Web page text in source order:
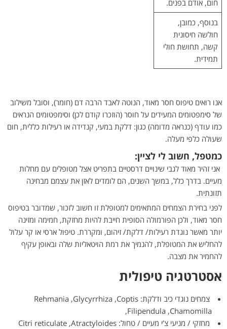
חום, אודם בפנים.
בנוסף, כמובן,
חולשה חיסונית
קשה, תחושת חולי
תמידית.
אנו רואים טיפוס חסר מאוד, הנוטה לאבד הרבה דם (חומר), וסובל משילוב
של סימפטומים המעידים על חוסר (הוזכרו קודם לכן) וסימפטומים הנראים
כמו עודף (כנראה מדומה) כגון: דלקת במעי, קנדידה או רעילות כללית, חום
שעולה כלפי מעלה.
כמטפל, חשוב לי לציין:
אני זהיר מאוד לגבי שינויים דרסטיים בתפריט אצל מטופלים עם מחלות
מעיים. בדרך כלל, במשך השנים, הם לומדים לאזן את עצמם מבחינה
תזונתית.
לפני בחירת הצמחים המתאימים למטופלת זו חשוב לזכור, שמדובר בטיפוס
חסר מאוד, ולכן הפורמולה הסופית חייבת להיות מחזקת, חמימה ומזינה
יותר מאשר נוגדת רעילות/ דלקת/ זיהום, ומקררת. טיפול ארסי או קר עלול
להחליש את המטופלת, להנמיך את רמת הויטאליות שלה ובאופן עקיף
להחמיר את מצבה.
אסטרטגיה טיפולית
צמחים נוגדי כיב ודלקת: Rehmania ,Glycyrrhiza ,Coptis
,Filipendula ,Chamomilla
מחזקי / מניעי צ’י מעיים / טחול: Citri reticulate ,Atractyloides